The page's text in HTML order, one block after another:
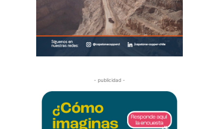
- publicidad -